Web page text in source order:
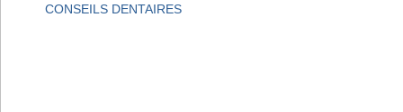
CONSEILS DENTAIRES